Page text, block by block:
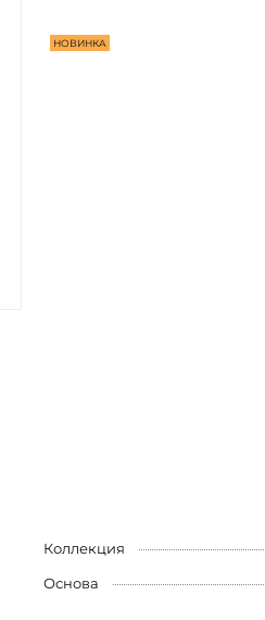
НОВИНКА
Коллекция
Основа